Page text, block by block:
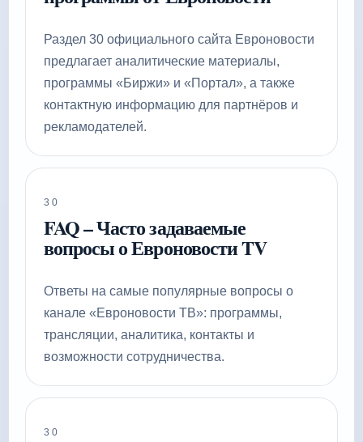
Раздел 30 официального сайта Евроновости
предлагает аналитические материалы,
программы «Биржи» и «Портал», а также
контактную информацию для партнёров и
рекламодателей.
30
FAQ – Часто задаваемые
вопросы о Евроновости TV
Ответы на самые популярные вопросы о
канале «Евроновости ТВ»: программы,
трансляции, аналитика, контакты и
возможности сотрудничества.
30